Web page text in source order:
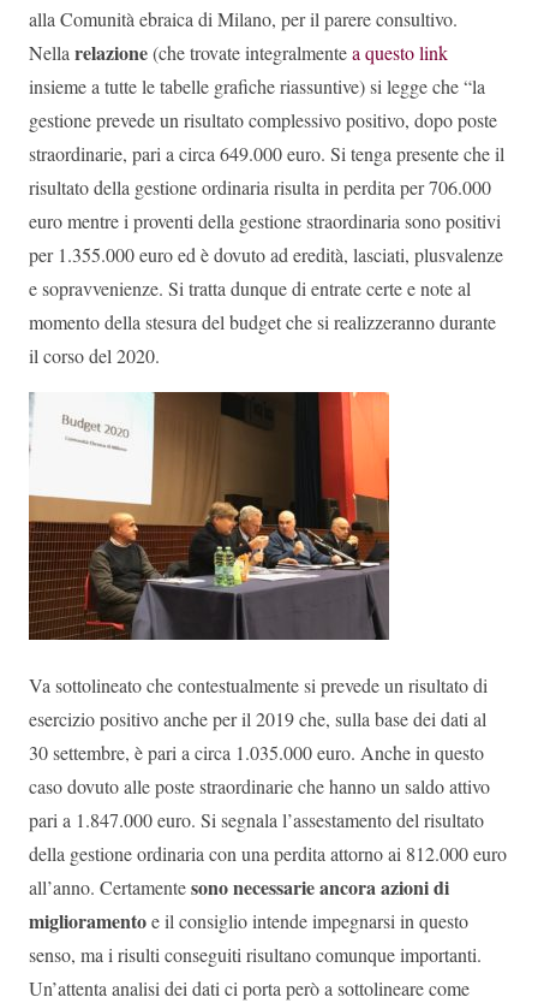
alla Comunità ebraica di Milano, per il parere consultivo.
Nellarelazione(che trovate integralmentea questo link
insieme a tutte le tabelle grafiche riassuntive) si legge che “la
gestione prevede un risultato complessivo positivo, dopo poste
straordinarie, pari a circa 649.000 euro. Si tenga presente che il
risultato della gestione ordinaria risulta in perdita per 706.000
euro mentre i proventi della gestione straordinaria sono positivi
per 1.355.000 euro ed è dovuto ad eredità, lasciati, plusvalenze
e sopravvenienze. Si tratta dunque di entrate certe e note al
momento della stesura del budget che si realizzeranno durante
il corso del 2020.
Va sottolineato che contestualmente si prevede un risultato di
esercizio positivo anche per il 2019 che, sulla base dei dati al
30 settembre, è pari a circa 1.035.000 euro. Anche in questo
caso dovuto alle poste straordinarie che hanno un saldo attivo
pari a 1.847.000 euro. Si segnala l’assestamento del risultato
della gestione ordinaria con una perdita attorno ai 812.000 euro
all’anno. Certamentesono necessarie ancora azioni di
miglioramentoe il consiglio intende impegnarsi in questo
senso, ma i risulti conseguiti risultano comunque importanti.
Un’attenta analisi dei dati ci porta però a sottolineare come